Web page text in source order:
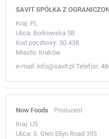
SAVIT SPÓŁKA Z
Kraj: PL
Ulica: Borkowska 5B
Kod pocztowy: 30-438
Miasto: Kraków
e-mail: info@savit.pl Telefon:
Now Foods Producent
Kraj: US
Ulica: S. Glen Ellyn Road 395